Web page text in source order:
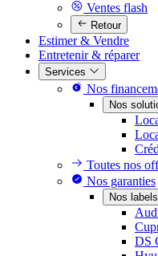
Ventes flash
Retour
Estimer & Vendre
Entretenir & réparer
Services
Nos
Nos
Toutes nos
Nos garanties
Nos labels
DS